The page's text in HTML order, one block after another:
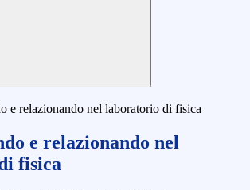
e relazionando nel laboratorio di fisica
e relazionando nel
fisica